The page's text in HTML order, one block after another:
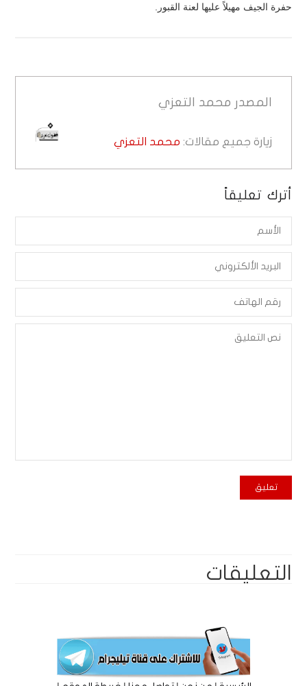
حفرة الجيف مهيلاً عليها لعنة القبور.
المصدر محمد التعزي
زيارة جميع مقالات: محمد التعزي
أترك تعليقاً
التعليقات